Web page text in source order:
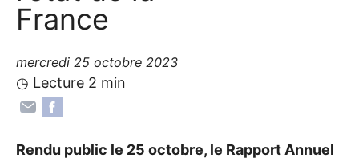
France
mercredi 25 octobre 2023
◷ Lecture 2 min
Rendu public le 25 octobre, le Rapport Annuel